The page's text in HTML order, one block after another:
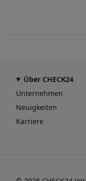
Über CHECK24
Unternehmen
Neuigkeiten
Karriere